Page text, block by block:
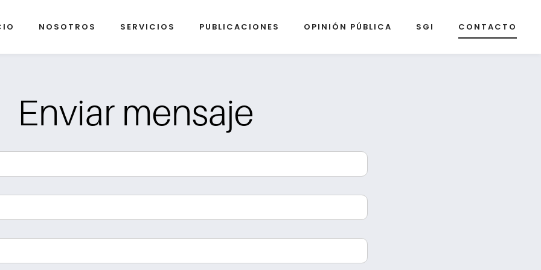
NOSOTROS SERVICIOS PUBLICACIONES OPINIÓN PÚBLICA SGI CONTACTO
Enviar mensaje